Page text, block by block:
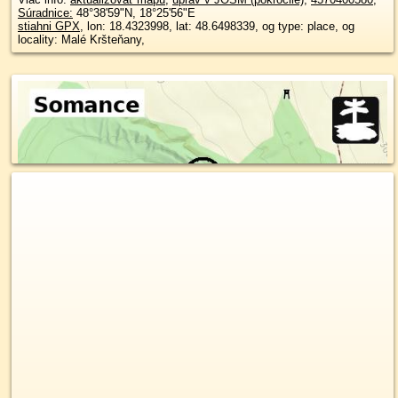
Súradnice: 48°38'59"N, 18°25'56"E
stiahni GPX, lon: 18.4323998, lat: 48.6498339, og type: place, og
locality: Malé Kršteňany,